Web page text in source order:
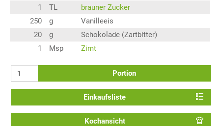
1
TL
brauner Zucker
250
g
Vanilleeis
20
g
Schokolade (Zartbitter)
1
Msp Zimt
Portion
Einkaufsliste
Kochansicht